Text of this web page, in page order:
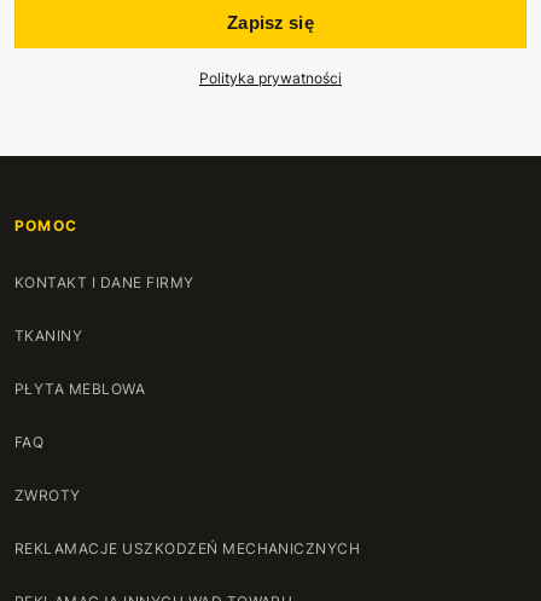
Zapisz się
Polityka prywatności
POMOC
KONTAKT I DANE FIRMY
TKANINY
PŁYTA MEBLOWA
FAQ
ZWROTY
REKLAMACJE USZKODZEŃ MECHANICZNYCH